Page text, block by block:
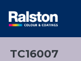
TC16007